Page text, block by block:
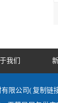
我们
限公司(复制链